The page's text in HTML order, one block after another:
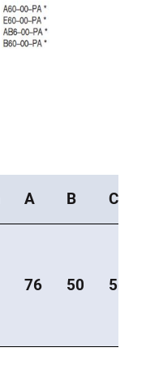
A B C
76 50 56